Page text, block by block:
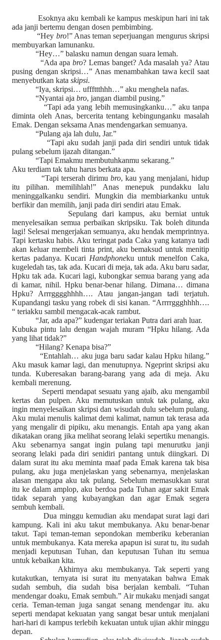
Esoknya aku kembali ke kampus meskipun hari ini tak
ada janji bertemu dengan dosen pembimbing.
“Hey bro!” Anas teman seperjuangan mengurus skripsi
membuyarkan lamunanku.
“Hey…” balasku namun dengan suara lemah.
“Ada apabro? Lemas banget? Ada masalah ya? Atau
pusing dengan skripsi…” Anas menambahkan tawa kecil saat
menyebutkan kata skipsi.
“Iya, skripsi… ufffttthhh…” aku menghela nafas.
“Nyantai aja bro, jangan diambil pusing.”
“Tapi ada yang lebih memusingkanku…” aku tanpa
diminta oleh Anas, bercerita tentang kebingunganku masalah
Emak. Dengan seksama Anas mendengarkan semuanya.
“Pulang aja lah dulu, Jar.”
“Tapi aku sudah janji pada diri sendiri untuk tidak
pulang sebelum ijazah ditangan.”
“Tapi Emakmu membutuhkanmu sekarang.”
Aku terdiam tak tahu harus berkata apa.
“Tapi terserah dirimu bro, kau yang menjalani, hidup
itu pilihan. memilihlah!” Anas menepuk pundakku lalu
meninggalkanku sendiri. Mungkin dia membiarkanku untuk
berfikir dan memilih, janji pada diri sendiri atau Emak.
Sepulang dari kampus, aku berniat untuk
menyelesaikan semua perbaikan skripsiku. Tak boleh ditunda
lagi! Selesai mengerjakan semuanya, aku hendak memprintnya.
Tapi kertasku habis. Aku teringat pada Caka yang katanya tadi
akan keluar membeli tinta print, aku bemaksud untuk menitip
kertas padanya. Kucari Handphoneku untuk menelfon Caka,
kugeledah tas, tak ada. Kucari di meja, tak ada. Aku baru sadar,
Hpku tak ada. Kucari lagi, kubongkar semua barang yang ada
di kamar, nihil. Hpku benar-benar hilang. Dimana… dimana
Hpku? Arrrgggghhhh…. Atau jangan-jangan tadi terjatuh.
Kupandangi tasku yang robek di sisi kanan. “Arrrrggghhhh….
“ teriakku sambil mengacak-acak rambut.
“Jar, ada apa?” kudengar teriakan Putra dari arah luar.
Kubuka pintu lalu dengan wajah muram “Hpku hilang. Ada
yang lihat tidak?”
“Hilang? Kenapa bisa?”
“Entahlah… aku juga baru sadar kalau Hpku hilang.”
Aku masuk kamar lagi, dan menutupnya. Ngeprint skripsi aku
tunda. Kuberesakan barang-barang yang ada di meja. Aku
kembali merenung.
Seperti mendapat sesuatu yang ajaib, aku mengambil
kertas dan pulpen. Aku memutuskan untuk tak pulang, aku
ingin menyelesaikan skripsi dan wisudah dulu sebelum pulang.
Aku mulai menulis kalimat demi kalimat, namun tak terasa ada
yang mengalir di pipiku, aku menangis. Entah apa yang akan
dikatakan orang jika melihat seorang lelaki sepertiku menangis.
Aku sebenarnya sangat ingin pulang tapi menurutku janji
seorang lelaki pada diri senidiri pantang untuk diingkari. Di
dalam surat itu aku meminta maaf pada Emak karena tak bisa
pulang, aku juga menjelaskan yang sebenarnya, menjelaskan
alasan mengapa aku tak pulang. Sebelum memasukkan surat
itu ke dalam amplop, aku berdoa pada Tuhan agar sakit Emak
tidak separah yang kubayangkan dan agar Emak segera
sembuh kembali.
Dua minggu kemudian aku mendapat surat lagi dari
kampung. Kali ini aku takut membukanya. Aku benar-benar
takut. Tapi teman-teman sepondokan memberiku keberanian
untuk membukanya. Kata mereka apapun isi surat tu, itu sudah
menjadi keputusan Tuhan, dan keputusan Tuhan itu semua
untuk kebaikan kita.
Akhirnya aku membukanya. Tak seperti yang
kutakutkan, ternyata isi surat itu menyatakan bahwa Emak
sudah sembuh, dia sudah bisa berjalan kembali. “Tuhan
mendengar doaku, Emak sembuh.” Air mukaku menjadi sangat
ceria. Teman-teman juga sangat senang mendengar itu. aku
seperti mendapat kekuatan yang sangat besar untuk menjalani
hari-hari di kampus terlebih kekuatan untuk ujian akhir minggu
depan.